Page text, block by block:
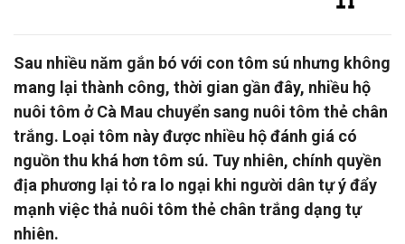
Sau nhiều năm gắn bó với con tôm sú nhưng không
mang lại thành công, thời gian gần đây, nhiều hộ
nuôi tôm ở Cà Mau chuyển sang nuôi tôm thẻ chân
trắng. Loại tôm này được nhiều hộ đánh giá có
nguồn thu khá hơn tôm sú. Tuy nhiên, chính quyền
địa phương lại tỏ ra lo ngại khi người dân tự ý đẩy
mạnh việc thả nuôi tôm thẻ chân trắng dạng tự
nhiên.